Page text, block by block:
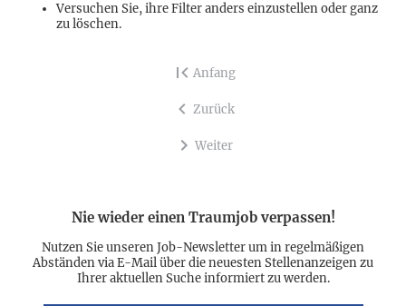
Versuchen Sie, ihre Filter anders einzustellen oder ganz
zu löschen.
Anfang
Zurück
Weiter
Nie wieder einen Traumjob verpassen!
Nutzen Sie unseren Job-Newsletter um in regelmäßigen
Abständen via E-Mail über die neuesten Stellenanzeigen zu
Ihrer aktuellen Suche informiert zu werden.